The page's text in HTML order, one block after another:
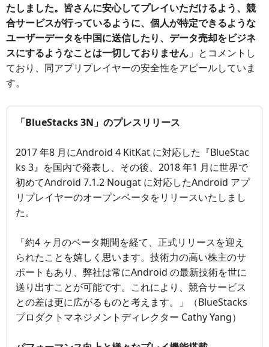
たしました。皆さんに安心してプレイいただけるよう、競
合サービスが行っているように、個人が特定できるような
ユーザーデータを中国に送信したり、データ売却をビジネ
スにするようなことは一切しておりません 」とコメントし
ており、同アプリプレイヤーの安全性をアピールしていま
す。
「BlueStacks 3N」のプレスリリース
2017 年8 月にAndroid 4 KitKat に対応した『BlueStac
ks 3』を国内で発表し、その後、2018 年1 月に世界で
初めてAndroid 7.1.2 Nougat に対応したAndroid アプ
リプレイヤーのオープンベータをリリースいたしまし
た。
「約4 ヶ月のベータ期間を経て、正式リリースを迎え
られたことを嬉しく思います。技術力の高い株主のサ
ポートもあり、弊社は常にAndroid の最新技術を世に
送り出すことが可能です。これにより、競合サービス
との差は更に広がるものと考えます。」（BlueStacks
プロダクトマネジメントディレクター Cathy Yang）